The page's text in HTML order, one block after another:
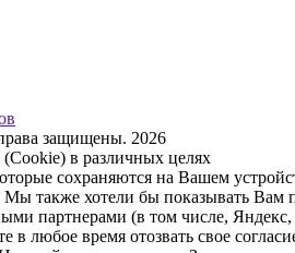
защищены. 2026
в различных целях
сохраняются на Вашем
также хотели бы показывать Вам
партнерами (в том числе,
любое время отозвать свое